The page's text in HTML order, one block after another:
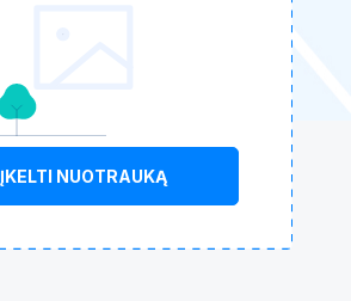
ĮKELTI NUOTRAUKĄ